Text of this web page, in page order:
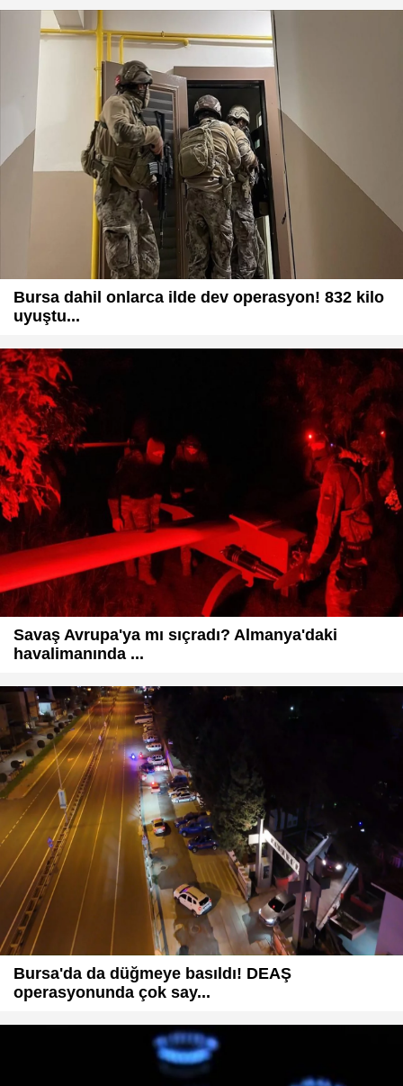
Bursa dahil onlarca ilde dev operasyon! 832 kilo
uyuştu...
Savaş Avrupa'ya mı sıçradı? Almanya'daki
havalimanında ...
Bursa'da da düğmeye basıldı! DEAŞ
operasyonunda çok say...